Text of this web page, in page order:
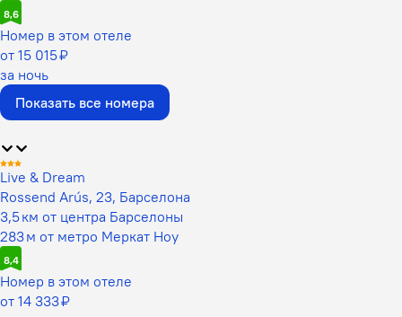
8,6
Номер в этом отеле
от 15 015 ₽
за ночь
Показать все номера
Live & Dream
Rossend Arús, 23, Барселона
3,5 км от центра Барселоны
283 м от метро Меркат Ноу
8,4
Номер в этом отеле
от 14 333 ₽